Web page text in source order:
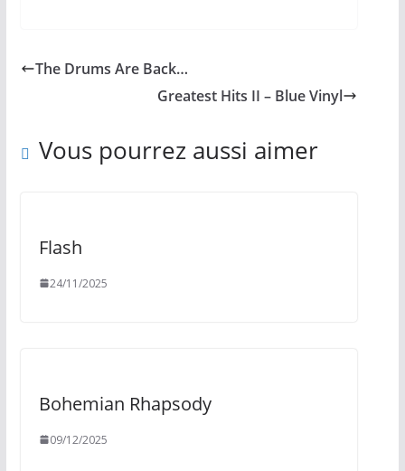
The Drums Are Back…
Greatest Hits II – Blue Vinyl
Vous pourrez aussi aimer
Flash
24/11/2025
Bohemian Rhapsody
09/12/2025